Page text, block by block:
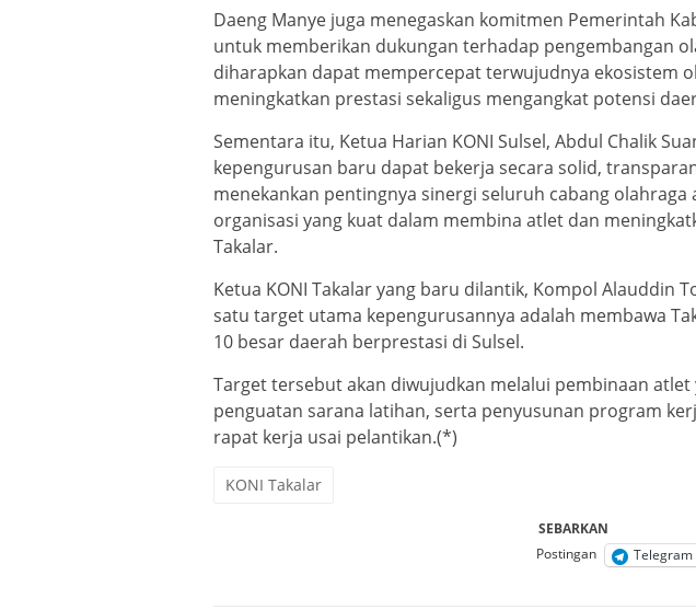
Daeng Manye juga menegaskan komitmen Pemerintah
untuk memberikan dukungan terhadap pengembangan
diharapkan dapat mempercepat terwujudnya ekosistem
meningkatkan prestasi sekaligus mengangkat potensi
Sementara itu, Ketua Harian KONI Sulsel, Abdul Chalik
kepengurusan baru dapat bekerja secara solid,
menekankan pentingnya sinergi seluruh cabang olahraga
organisasi yang kuat dalam membina atlet dan
Takalar.
Ketua KONI Takalar yang baru dilantik, Kompol Alauddin
satu target utama kepengurusannya adalah membawa
10 besar daerah berprestasi di Sulsel.
Target tersebut akan diwujudkan melalui pembinaan
penguatan sarana latihan, serta penyusunan program
rapat kerja usai pelantikan.(*)
KONI Takalar
SEBARKAN
Postingan
Telegram